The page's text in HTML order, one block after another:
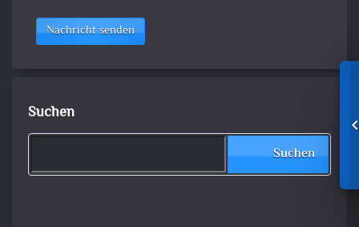
Nachricht senden
Suchen
Suchen